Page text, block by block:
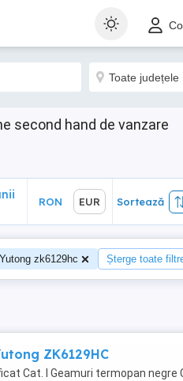
second hand de vanzare
Sortează
RON EUR Sortează
Yutong zk6129hc Șterge toate
ZK6129HC
Cat. I Geamuri termopan negre